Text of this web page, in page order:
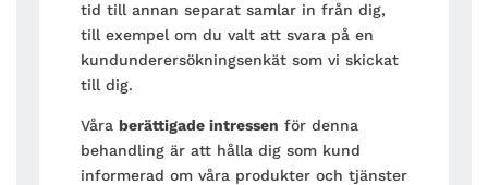
tid till annan separat samlar in från dig,
till exempel om du valt att svara på en
kundunderersökningsenkät som vi skickat
till dig.
Våra berättigade intressen för denna
behandling är att hålla dig som kund
informerad om våra produkter och tjänster